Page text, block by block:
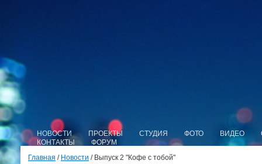
НОВОСТИ ПРОЕКТЫ СТУДИЯ ФОТО ВИДЕО
КОНТАКТЫ
ФОРУМ
Главная / Новости / Выпуск 2 "Кофе с тобой"